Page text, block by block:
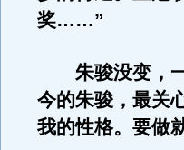
奖……”
朱骏没变，一
今的朱骏，最关
我的性格。要做